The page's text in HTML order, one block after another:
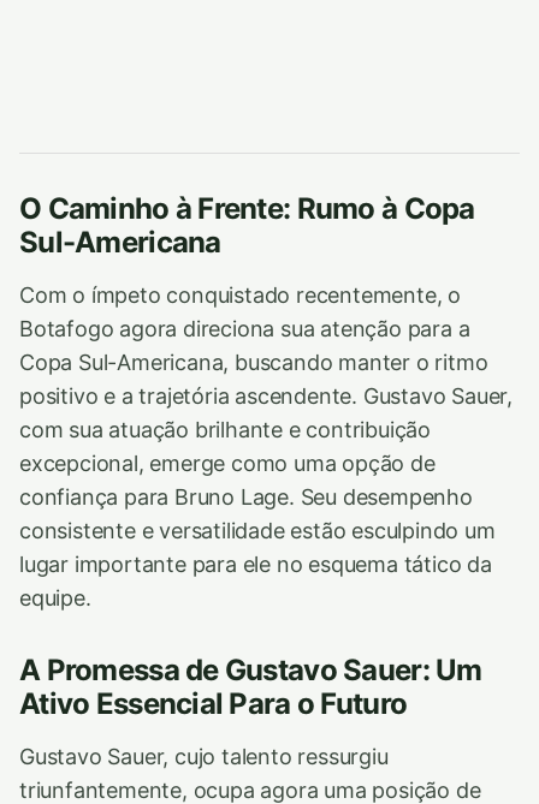
O Caminho à Frente: Rumo à Copa
Sul-Americana
Com o ímpeto conquistado recentemente, o
Botafogo agora direciona sua atenção para a
Copa Sul-Americana, buscando manter o ritmo
positivo e a trajetória ascendente. Gustavo Sauer,
com sua atuação brilhante e contribuição
excepcional, emerge como uma opção de
confiança para Bruno Lage. Seu desempenho
consistente e versatilidade estão esculpindo um
lugar importante para ele no esquema tático da
equipe.
A Promessa de Gustavo Sauer: Um
Ativo Essencial Para o Futuro
Gustavo Sauer, cujo talento ressurgiu
triunfantemente, ocupa agora uma posição de